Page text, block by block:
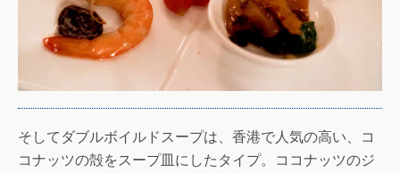
そしてダブルボイルドスープは、香港で人気の高い、コ
コナッツの殻をスープ皿にしたタイプ。ココナッツのジ